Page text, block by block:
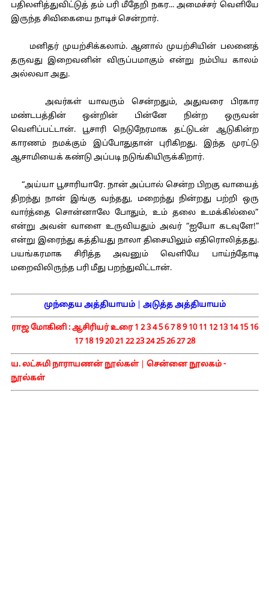
பதிலளித்துவிட்டுத் தம் பரி மீதேறி நகர... அமைச்சர் வெளியே
இருந்த சிவிகையை நாடிச் சென்றார்.
மனிதர் முயற்சிக்கலாம். ஆனால் முயற்சியின் பலனைத்
தருவது இறைவனின் விருப்பமாகும் என்று நம்பிய காலம்
அல்லவா அது.
அவர்கள் யாவரும் சென்றதும், அதுவரை பிரகார
மண்டபத்தின் ஒன்றின் பின்னே நின்ற ஒருவன்
வெளிப்பட்டான். பூசாரி நெடுநேரமாக தட்டுடன் ஆடுகின்ற
காரணம் நமக்கும் இப்போதுதான் புரிகிறது. இந்த முரட்டு
ஆசாமியைக் கண்டு அப்படி நடுங்கியிருக்கிறார்.
“அய்யா பூசாரியாரே. நான் அப்பால் சென்ற பிறகு வாயைத்
திறந்து நான் இங்கு வந்தது, மறைந்து நின்றது பற்றி ஒரு
வார்த்தை சொன்னாலே போதும், உம் தலை உமக்கில்லை”
என்று அவன் வாளை உருவியதும் அவர் “ஐயோ கடவுளே!”
என்று இரைந்து கத்தியது நாலா திசையிலும் எதிரொலித்தது.
பயங்கரமாக சிரித்த அவனும் வெளியே பாய்ந்தோடி
மறைவிலிருந்த பரி மீது பறந்துவிட்டான்.
முந்தைய அத்தியாயம்| அடுத்த அத்தியாயம்
ராஜ மோகினி :ஆசிரியர் உரை1 234567891011 1213141516
1718192021 22232425262728
ய. லட்சுமி நாராயணன் நூல்கள்| சென்னை நூலகம் -
நூல்கள்